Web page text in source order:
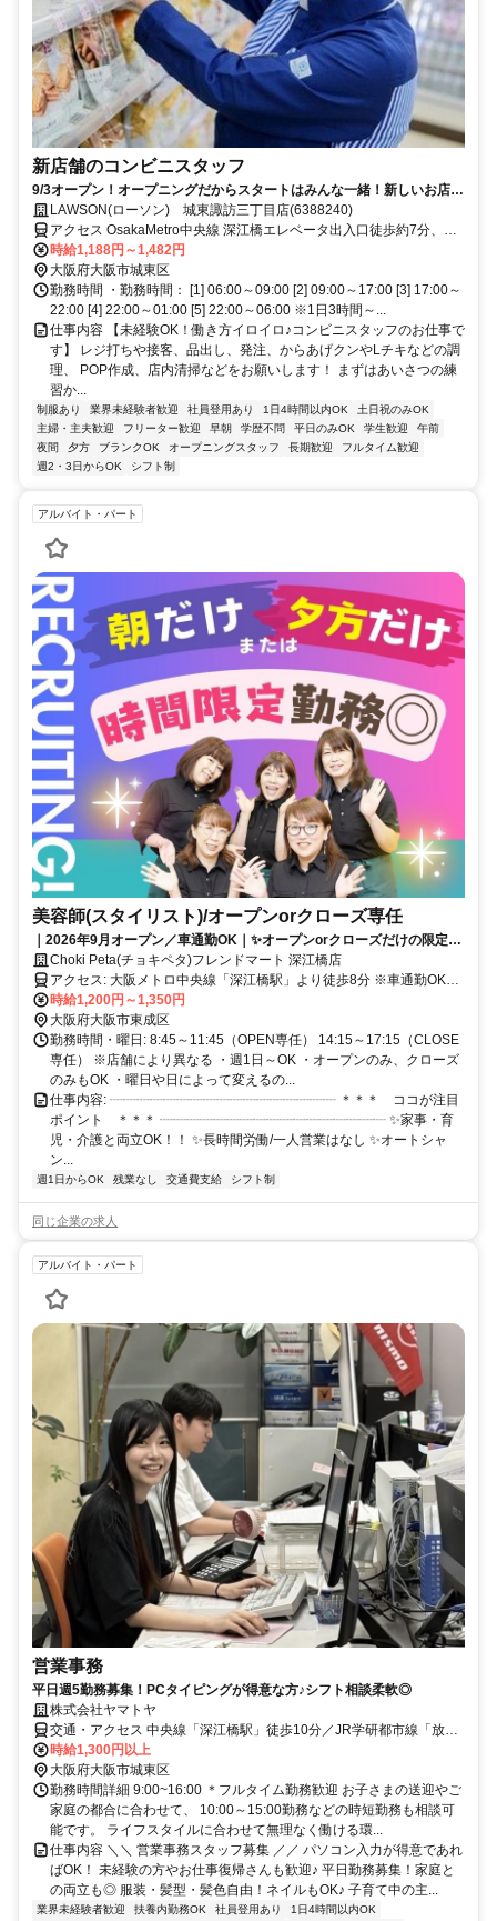
新店舗のコンビニスタッフ
9/3オープン！オープニングだからスタートはみんな一緒！新しいお店を
一緒に作りましょう♪
LAWSON(ローソン) 城東諏訪三丁目店(6388240)
アクセス OsakaMetro中央線 深江橋エレベータ出入口徒歩約7分、Ｊ
Ｒ片町線〔学研都市線〕 放出南口徒歩約13分、ＪＲおおさか東線 放
出南口徒歩約13分
時給1,188円～1,482円
大阪府大阪市城東区
勤務時間 ・勤務時間： [1] 06:00～09:00 [2] 09:00～17:00 [3] 17:00～
22:00 [4] 22:00～01:00 [5] 22:00～06:00 ※1日3時間～...
仕事内容 【未経験OK！働き方イロイロ♪コンビニスタッフのお仕事で
す】 レジ打ちや接客、品出し、発注、からあげクンやLチキなどの調
理、 POP作成、店内清掃などをお願いします！ まずはあいさつの練
習か...
制服あり 業界未経験者歓迎 社員登用あり 1日4時間以内OK
土日祝のみOK
主婦・主夫歓迎
フリーター歓迎 早朝 学歴不問 平日のみOK 学生歓迎
午前
夜間
夕方 ブランクOK オープニングスタッフ 長期歓迎
フルタイム歓迎
週2・3日からOK
シフト制
アルバイト・パート
美容師(スタイリスト)/オープンorクローズ専任
｜2026年9月オープン／車通勤OK｜✨オープンorクローズだけの限定勤
務✨お小遣い稼ぎや久しぶりのお仕事復帰にもぴったり！
Choki Peta(チョキペタ)フレンドマート 深江橋店
アクセス: 大阪メトロ中央線「深江橋駅」より徒歩8分 ※車通勤OKで
す♪
時給1,200円～1,350円
大阪府大阪市東成区
勤務時間・曜日: 8:45～11:45（OPEN専任） 14:15～17:15（CLOSE
専任） ※店舗により異なる ・週1日～OK ・オープンのみ、クローズ
のみもOK ・曜日や日によって変えるの...
仕事内容: ┈┈┈┈┈┈┈┈┈┈┈┈┈┈┈┈┈ ＊＊＊ ココが注目
ポイント ＊＊＊ ┈┈┈┈┈┈┈┈┈┈┈┈┈┈┈┈┈ ✨家事・育
児・介護と両立OK！！ ✨長時間労働/一人営業はなし ✨オートシャ
ン...
週1日からOK 残業なし 交通費支給 シフト制
同じ企業の求人
アルバイト・パート
営業事務
平日週5勤務募集！PCタイピングが得意な方♪シフト相談柔軟◎
株式会社ヤマトヤ
交通・アクセス 中央線「深江橋駅」徒歩10分／JR学研都市線「放出
駅」徒歩14分 ＊自転車・バイク通勤OK
時給1,300円以上
大阪府大阪市城東区
勤務時間詳細 9:00~16:00 ＊フルタイム勤務歓迎 お子さまの送迎やご
家庭の都合に合わせて、 10:00～15:00勤務などの時短勤務も相談可
能です。 ライフスタイルに合わせて無理なく働ける環...
仕事内容 ＼＼ 営業事務スタッフ募集 ／／ パソコン入力が得意であれ
ばOK！ 未経験の方やお仕事復帰さんも歓迎♪ 平日勤務募集！家庭と
の両立も◎ 服装・髪型・髪色自由！ネイルもOK♪ 子育て中の主...
業界未経験者歓迎 扶養内勤務OK 社員登用あり
1日4時間以内OK